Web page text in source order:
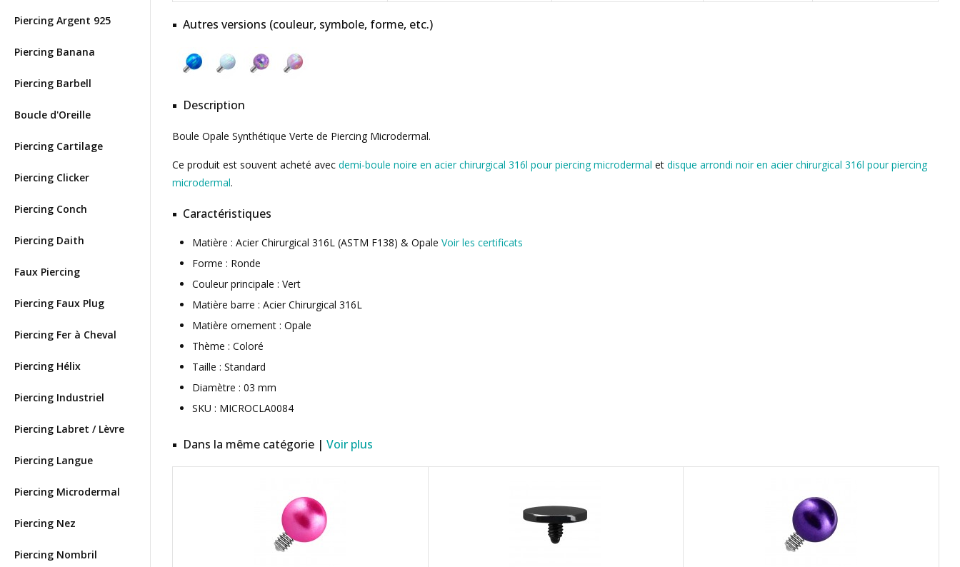
Piercing Argent 925
Piercing Banana
Piercing Barbell
Boucle d'Oreille
Piercing Cartilage
Piercing Clicker
Piercing Conch
Piercing Daith
Faux Piercing
Piercing Faux Plug
Piercing Fer à Cheval
Piercing Hélix
Piercing Industriel
Piercing Labret / Lèvre
Piercing Langue
Piercing Microdermal
Piercing Nez
Piercing Nombril
Autres versions (couleur, symbole, forme, etc.)
Description
Boule Opale Synthétique Verte de Piercing Microdermal.
Ce produit est souvent acheté avec demi-boule noire en acier chirurgical 316l pour piercing microdermal et disque arrondi noir en acier chirurgical 316l pour piercing
microdermal.
Caractéristiques
Matière : Acier Chirurgical 316L (ASTM F138) & Opale Voir les certificats
Forme : Ronde
Couleur principale : Vert
Matière barre : Acier Chirurgical 316L
Matière ornement : Opale
Thème : Coloré
Taille : Standard
Diamètre : 03 mm
SKU : MICROCLA0084
Dans la même catégorie | Voir plus